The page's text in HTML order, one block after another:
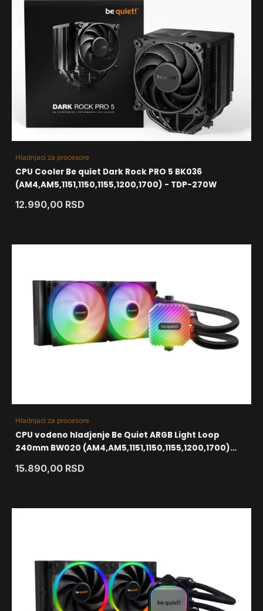
Hladnjaci za procesore
CPU Cooler Be quiet Dark Rock PRO 5 BK036
(AM4,AM5,1151,1150,1155,1200,1700) - TDP-270W
12.990,00 RSD
Hladnjaci za procesore
CPU vodeno hladjenje Be Quiet ARGB Light Loop
240mm BW020 (AM4,AM5,1151,1150,1155,1200,1700)
15.890,00 RSD